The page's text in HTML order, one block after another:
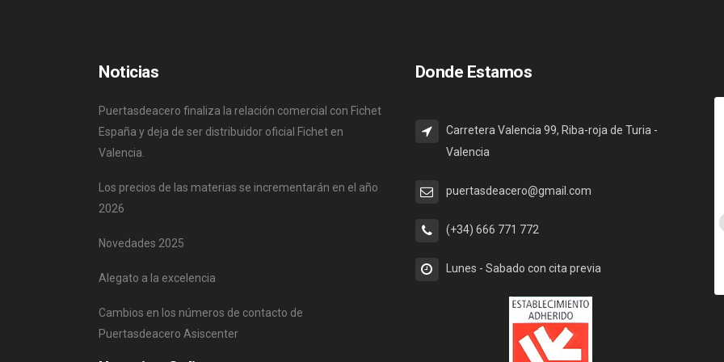
Noticias
Puertasdeacero finaliza la relación comercial con Fichet
España y deja de ser distribuidor oficial Fichet en
Valencia.
Los precios de las materias se incrementarán en el año
2026
Novedades 2025
Alegato a la excelencia
Cambios en los números de contacto de
Puertasdeacero Asiscenter
Donde Estamos
Carretera Valencia 99, Riba-roja de Turia -
Valencia
puertasdeacero@gmail.com
(+34) 666 771 772
Lunes - Sabado con cita previa